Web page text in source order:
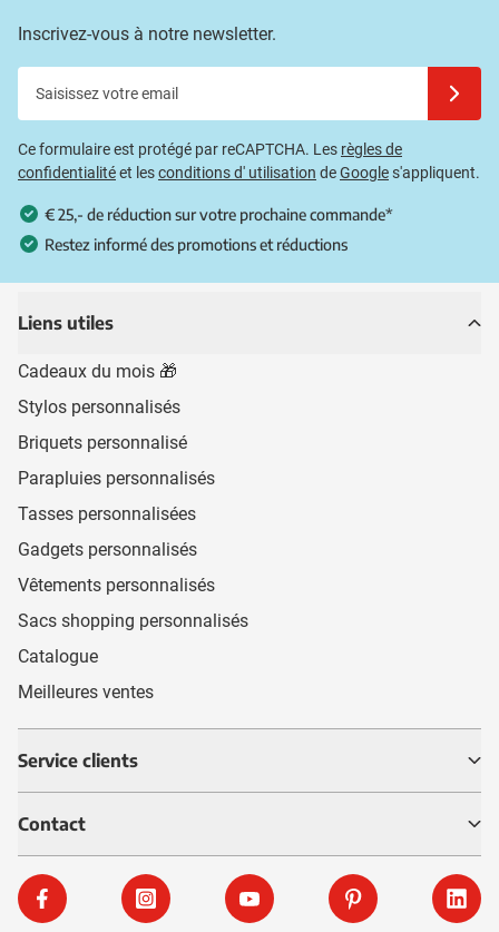
Inscrivez-vous à notre newsletter.
Ce formulaire est protégé par reCAPTCHA. Les règles de
confidentialitéet lesconditions d' utilisation deGoogles'appliquent.
€ 25,- de réduction sur votre prochaine commande*
Restez informé des promotions et réductions
Liens utiles
Cadeaux du mois 🎁
Stylos personnalisés
Briquets personnalisé
Parapluies personnalisés
Tasses personnalisées
Gadgets personnalisés
Vêtements personnalisés
Sacs shopping personnalisés
Catalogue
Meilleures ventes
Service clients
Contact
Facebook Instagram YouTube Pinterest